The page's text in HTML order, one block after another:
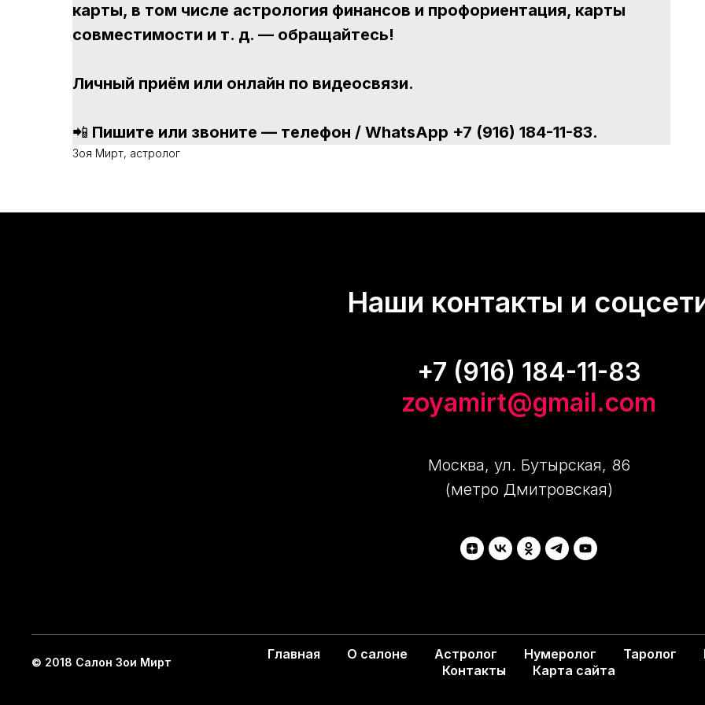
карты, в том числе астрология финансов и профориентация, карты
совместимости и т. д. — обращайтесь!
Личный приём или онлайн по видеосвязи.
📲 Пишите или звоните — телефон / WhatsApp +7 (916) 184-11-83.
Зоя Мирт, астролог
Наши контакты и
+7 (916) 184-11-83
zoyamirt@gmail.com
Москва, ул. Бутырская, 86
(метро Дмитровская)
© 2018 Салон Зои Мирт
Главная О салоне Астролог Нумеролог Таролог
Контакты
Карта сайта